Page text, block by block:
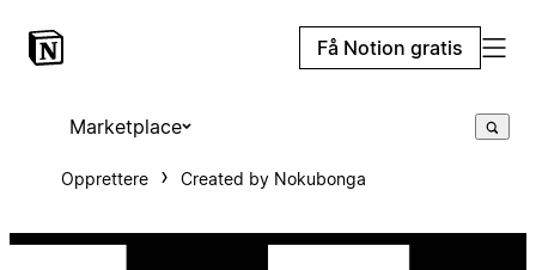
Få Notion gratis
Marketplace
Opprettere Created by Nokubonga